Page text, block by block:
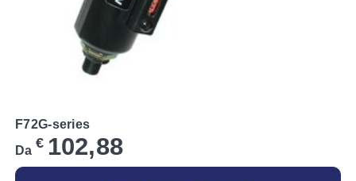
F72G-series
Da € 102,88